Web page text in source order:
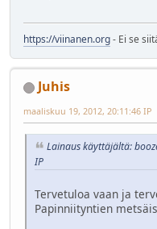
https://viinanen.org- Ei se
Juhis
maaliskuu 19, 2012, 20:11:46 IP
Lainaus käyttäjältä:
IP
Tervetuloa vaan ja
Papinniityntien